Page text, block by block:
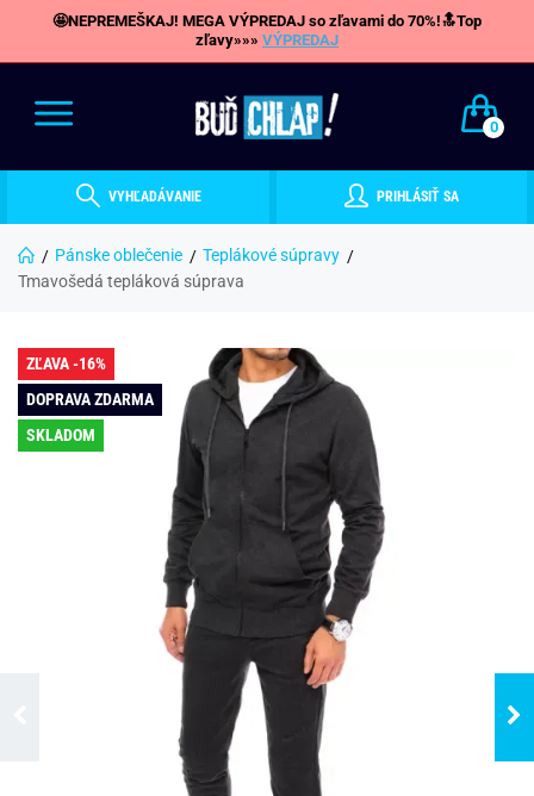
🤩NEPREMEŠKAJ! MEGA VÝPREDAJ so zľavami do 70%!🔝Top
zľavy»»» VÝPREDAJ
0
VYHĽADÁVANIE PRIHLÁSIŤ SA
Pánske oblečenie
Teplákové súpravy
Tmavošedá tepláková súprava
ZĽAVA -16%
DOPRAVA ZDARMA
SKLADOM